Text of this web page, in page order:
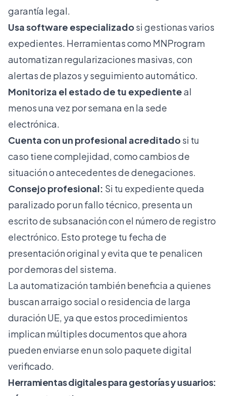
garantía legal.
Usa software especializadosi gestionas varios
expedientes. Herramientas como MNProgram
automatizan regularizaciones masivas, con
alertas de plazos y seguimiento automático.
Monitoriza el estado de tu expedienteal
menos una vez por semana en la sede
electrónica.
Cuenta con un profesional acreditadosi tu
caso tiene complejidad, como cambios de
situación o antecedentes de denegaciones.
Consejo profesional: Si tu expediente queda
paralizado por un fallo técnico, presenta un
escrito de subsanación con el número de registro
electrónico. Esto protege tu fecha de
presentación original y evita que te penalicen
por demoras del sistema.
La automatización también beneficia a quienes
buscanarraigo socialo residencia de larga
duración UE, ya que estos procedimientos
implican múltiples documentos que ahora
pueden enviarse en un solo paquete digital
verificado.
Herramientas digitales para gestorías y usuarios: